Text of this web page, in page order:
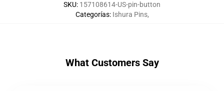
SKU: 157108614-US-pin-button
Categorías: Ishura Pins,
What Customers Say